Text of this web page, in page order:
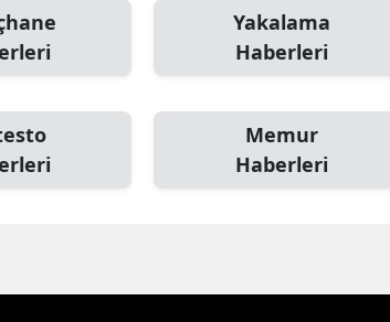
Yakalama
Haberleri
Memur
Haberleri